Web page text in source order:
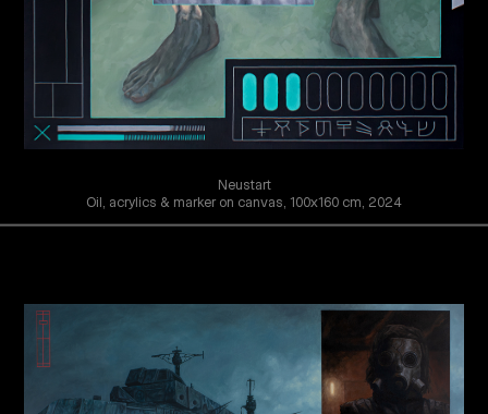
Neustart
Oil, acrylics & marker on canvas, 100x160 cm, 2024